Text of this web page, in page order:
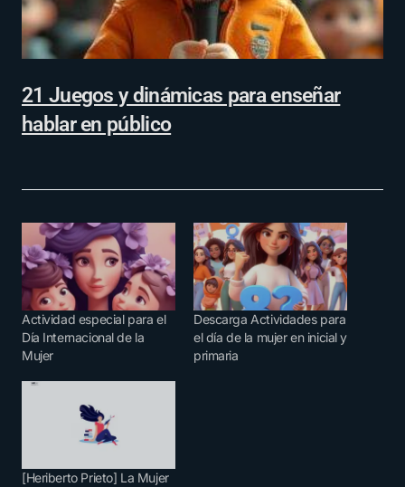
21 Juegos y dinámicas para enseñar
hablar en público
Actividad especial para el
Día Internacional de la
Mujer
Descarga Actividades para
el día de la mujer en inicial y
primaria
[Heriberto Prieto] La Mujer